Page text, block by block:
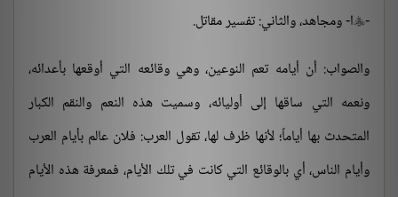
-
ا- ومجاهد، والثاني: تفسير مقاتل.
والصواب: أن أيامه تعم النوعين، وهي وقائعه التي أوقعها بأعدائه،
ونعمه التي ساقها إلى أوليائه، وسميت هذه النعم والنقم الكبار
المتحدث بها أياماً؛ لأنها ظرف لها، تقول العرب: فلان عالم بأيام العرب
وأيام الناس، أي بالوقائع التي كانت في تلك الأيام، فمعرفة هذه الأيام